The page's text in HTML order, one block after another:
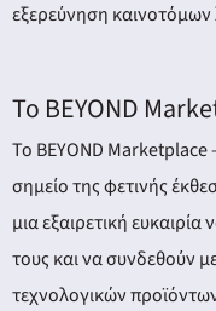
εξερεύνηση
Το BEYOND
Το BEYOND Marketplace
σημείο της φετινής
μια εξαιρετική ευκαιρία
τους και να συνδεθούν
τεχνολογικών